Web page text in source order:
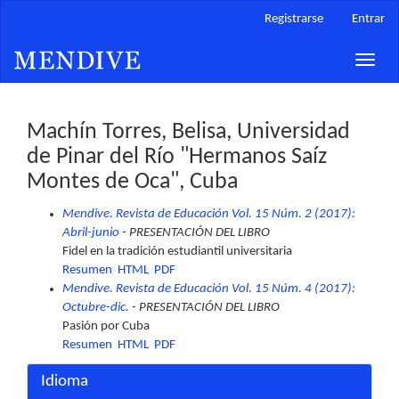
principal
Barra
Registrarse Entrar
Toggle
Machín Torres, Belisa, Universidad
de Pinar del Río "Hermanos Saíz
Montes de Oca", Cuba
Mendive. Revista de Educación Vol. 15 Núm. 2 (2017):
Abril-junio - PRESENTACIÓN DEL LIBRO
Fidel en la tradición estudiantil universitaria
Resumen HTML PDF
Mendive. Revista de Educación Vol. 15 Núm. 4 (2017):
Octubre-dic. - PRESENTACIÓN DEL LIBRO
Pasión por Cuba
Resumen HTML PDF
Idioma